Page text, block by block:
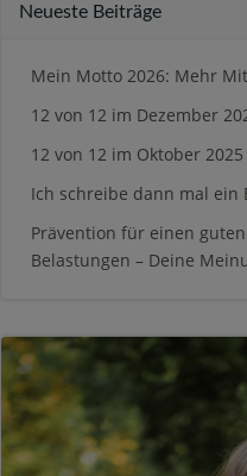
Neueste Beiträge
Mein Motto 2026: Mehr
12 von 12 im Dezember
12 von 12 im Oktober 2025
Ich schreibe dann mal ein
Prävention für einen
Belastungen – Deine